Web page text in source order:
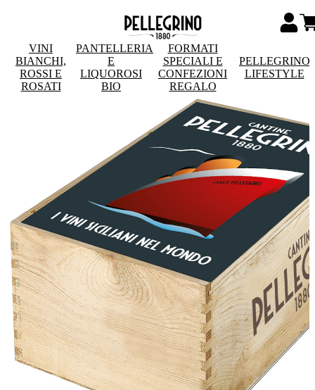
VINI
BIANCHI,
ROSSI E
ROSATI
PANTELLERIA
E
LIQUOROSI
BIO
FORMATI
SPECIALI E
CONFEZIONI
REGALO
PELLEGRINO
LIFESTYLE